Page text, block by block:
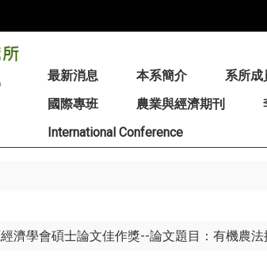
最新消息 本系簡介 系所成
國際專班
農業與經濟期刊
International Conference
濟學會碩士論文佳作獎--論文題目：有機農